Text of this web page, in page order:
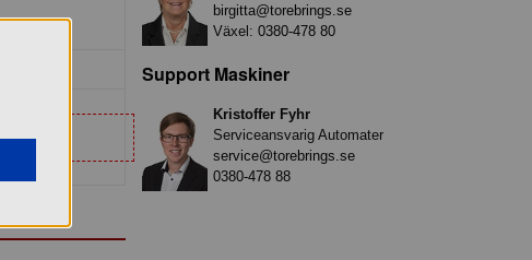
birgitta@torebrings.se
Växel: 0380-478 80
Support Maskiner
Kristoffer Fyhr
Serviceansvarig Automater
service@torebrings.se
0380-478 88